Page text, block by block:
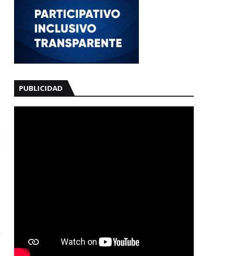
PUBLICIDAD